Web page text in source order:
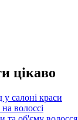
цікаво
у салоні краси
волоссі